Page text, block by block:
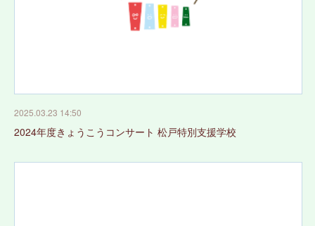
2025.03.23 14:50
2024年度きょうこうコンサート 松戸特別支援学校